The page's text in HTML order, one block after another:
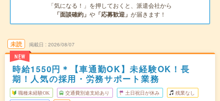
「気になる！」を押しておくと、派遣会社から
「面談確約」 や 「応募歓迎」 が届きます！
未読
NEW
掲載日 2026/08/07
時給1550円＊【車通勤OK】未経験OK！長
期！人気の採用・労務サポート業務
職種未経験OK 交通費別途支給あり 土日祝日が休み 残業なし